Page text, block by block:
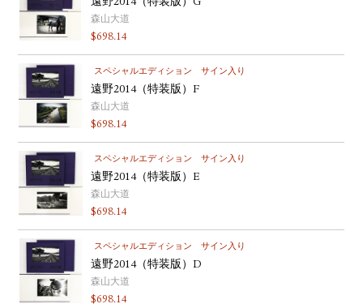
遠野2014（特装版）G
森山大道
$698.14
スペシャルエディション サイン入り
遠野2014（特装版）F
森山大道
$698.14
スペシャルエディション サイン入り
遠野2014（特装版）E
森山大道
$698.14
スペシャルエディション サイン入り
遠野2014（特装版）D
森山大道
$698.14